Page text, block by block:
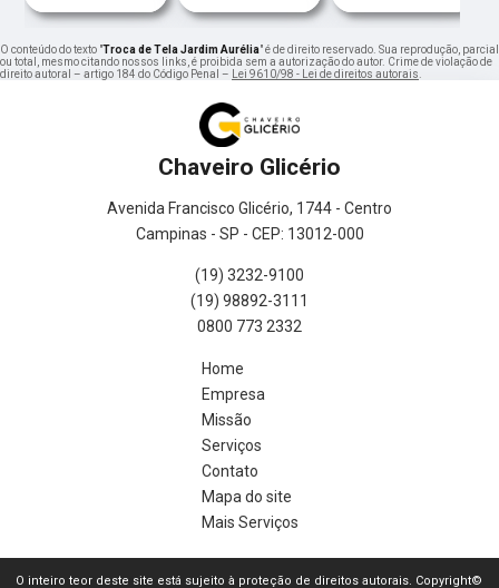
O conteúdo do texto "Troca de Tela Jardim Aurélia" é de direito reservado. Sua reprodução, parcial
ou total, mesmo citando nossos links, é proibida sem a autorização do autor. Crime de violação de
direito autoral – artigo 184 do Código Penal –
Lei 9610/98 - Lei de direitos autorais
Chaveiro Glicério
Avenida Francisco Glicério, 1744 - Centro
Campinas - SP - CEP: 13012-000
(19) 3232-9100
(19) 98892-3111
0800 773 2332
Home
Empresa
Missão
Serviços
Contato
Mapa do site
Mais Serviços
O inteiro teor deste site está sujeito à proteção de direitos autorais. Copyright©